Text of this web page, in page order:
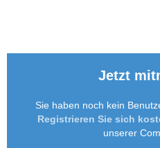
Jetzt
Sie haben noch kein
Registrieren Sie sich
unserer